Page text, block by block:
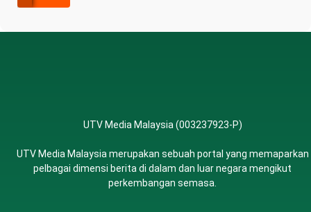
UTV Media Malaysia (003237923-P)
UTV Media Malaysia merupakan sebuah portal yang memaparkan
pelbagai dimensi berita di dalam dan luar negara mengikut
perkembangan semasa.